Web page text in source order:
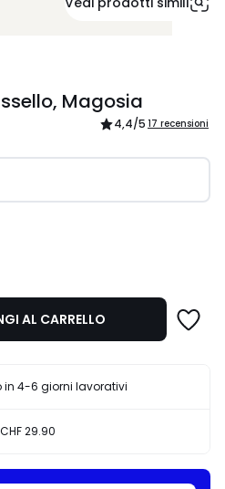
Magosia
4,4/5 17 recensioni
AL CARRELLO
in 4-6 giorni lavorativi
CHF 29.90